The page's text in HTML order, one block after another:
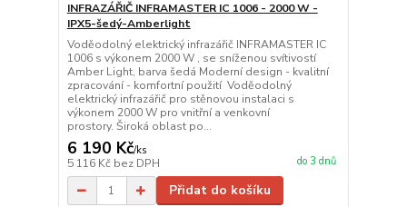
INFRAZÁŘIČ INFRAMASTER IC 1006 - 2000 W -
IPX5-šedý-Amberlight
Voděodolný elektrický infrazářič INFRAMASTER IC
1006 s výkonem 2000 W , se sníženou svítivostí
Amber Light, barva šedá Moderní design - kvalitní
zpracování - komfortní použití Voděodolný
elektrický infrazářič pro stěnovou instalaci s
výkonem 2000 W pro vnitřní a venkovní
prostory. Široká oblast po...
6 190 Kč/ks
5 116 Kč bez DPH do 3 dnů
Přidat do košíku